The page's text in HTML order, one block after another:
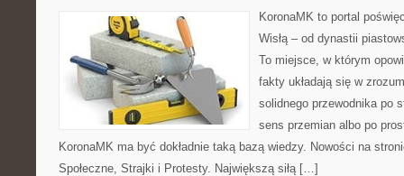
KoronaMK to portal
Wisłą – od dynastii
To miejsce, w którym
fakty układają się w
solidnego przewodnika po
sens przemian albo po
KoronaMK ma być dokładnie taką bazą wiedzy. Nowości na
Społeczne, Strajki i Protesty. Największą siłą […]